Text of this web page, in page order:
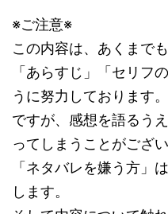
※ご注意※
この内容は、あくまで
「あらすじ」「セリフ
うに努力しております。
ですが、感想を語るう
ってしまうことがござい
「ネタバレを嫌う方」
します。